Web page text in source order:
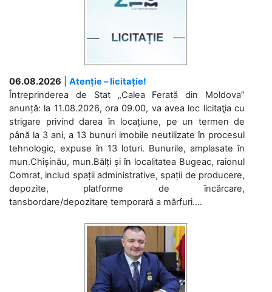
06.08.2026
Atenție – licitație!
Întreprinderea de Stat „Calea Ferată din Moldova”
anunță: la 11.08.2026, ora 09.00, va avea loc licitaţia cu
strigare privind darea în locațiune, pe un termen de
până la 3 ani, a 13 bunuri imobile neutilizate în procesul
tehnologic, expuse în 13 loturi. Bunurile, amplasate în
mun.Chișinău, mun.Bălți și în localitatea Bugeac, raionul
Comrat, includ spații administrative, spații de producere,
depozite, platforme de încărcare,
tansbordare/depozitare temporară a mărfuri....